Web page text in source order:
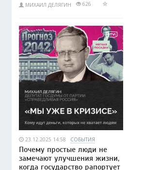
МИХАИЛ ДЕЛЯГИН 626
23.12.2025 14:58 СОБЫТИЯ
Почему простые люди не
замечают улучшения жизни,
когда государство рапортует